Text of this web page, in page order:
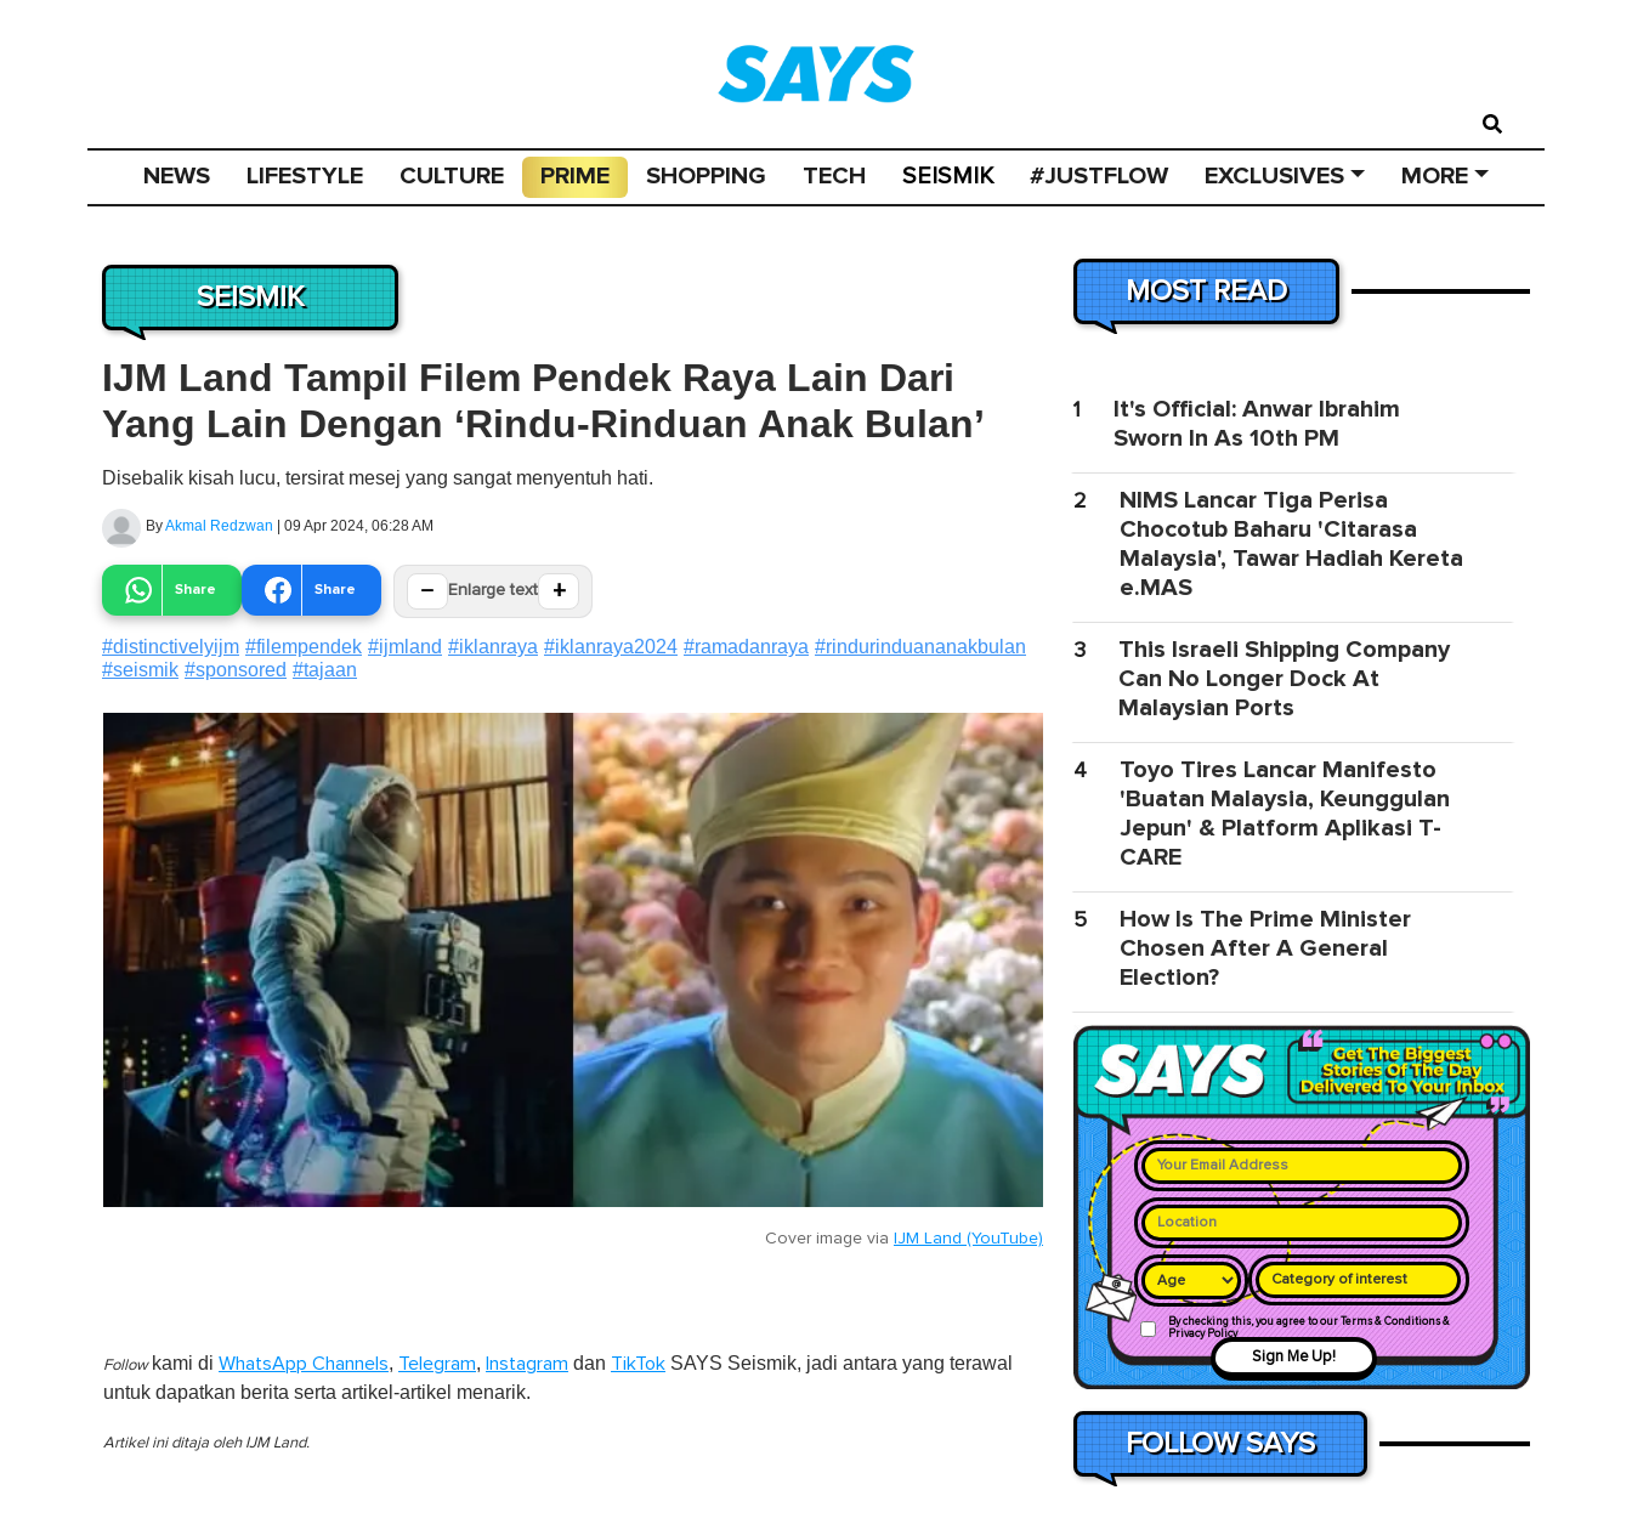
NEWS LIFESTYLE CULTURE PRIME SHOPPING TECH SEISMIK #JUSTFLOW EXCLUSIVES MORE
SEISMIK
IJM Land Tampil Filem Pendek Raya Lain Dari
Yang Lain Dengan ‘Rindu-Rinduan Anak Bulan’
Disebalik kisah lucu, tersirat mesej yang sangat menyentuh hati.
ByAkmal Redzwan | 09 Apr 2024, 06:28 AM
Share Share − Enlarge text +
#distinctivelyijm #filempendek #ijmland #iklanraya #iklanraya2024 #ramadanraya #rindurinduananakbulan
#seismik #sponsored #tajaan
Cover image via IJM Land (YouTube)
Follow kami di WhatsApp Channels, Telegram, Instagram dan TikTok SAYS Seismik, jadi antara yang terawal
untuk dapatkan berita serta artikel-artikel menarik.
Artikel ini ditaja oleh IJM Land.
MOST READ
1
It's Official: Anwar Ibrahim
Sworn In As 10th PM
2
NIMS Lancar Tiga Perisa
Chocotub Baharu 'Citarasa
Malaysia', Tawar Hadiah Kereta
e.MAS
3
This Israeli Shipping Company
Can No Longer Dock At
Malaysian Ports
4
Toyo Tires Lancar Manifesto
'Buatan Malaysia, Keunggulan
Jepun' & Platform Aplikasi T-
CARE
5
How Is The Prime Minister
Chosen After A General
Election?
Category of interest
By checking this, you agree to our Terms & Conditions &
Privacy Policy
Sign Me Up!
FOLLOW SAYS